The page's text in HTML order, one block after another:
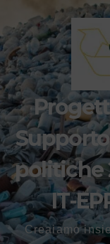
politiche
IT-
Creaiamo